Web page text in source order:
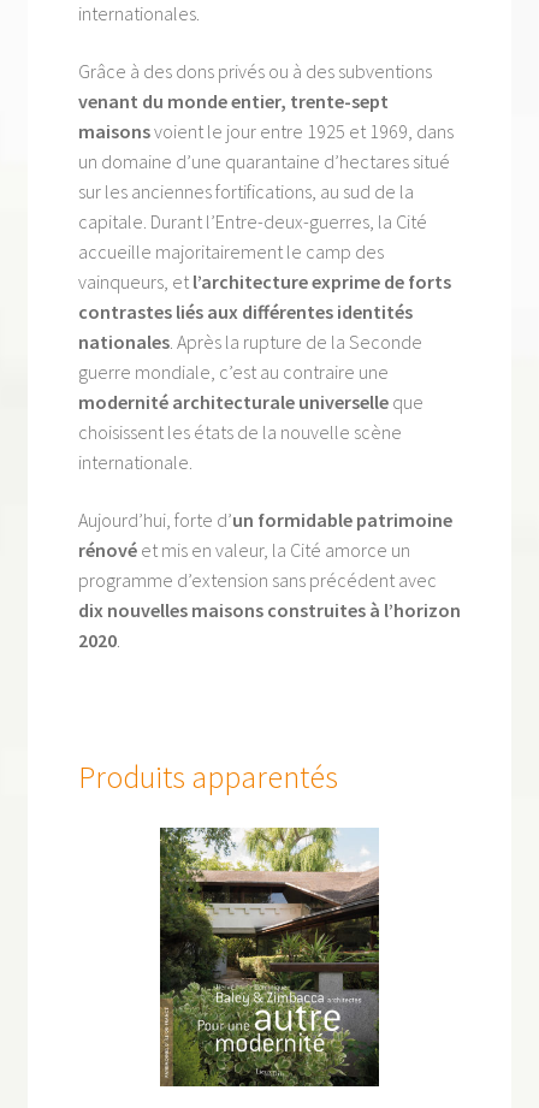
internationales.
Grâce à des dons privés ou à des subventions
venant du monde entier, trente-sept
maisonsvoient le jour entre 1925 et 1969, dans
un domaine d’une quarantaine d’hectares situé
sur les anciennes fortifications, au sud de la
capitale. Durant l’Entre-deux-guerres, la Cité
accueille majoritairement le camp des
vainqueurs, et l’architecture exprime de forts
contrastes liés aux différentes identités
nationales. Après la rupture de la Seconde
guerre mondiale, c’est au contraire une
modernité architecturale universelleque
choisissent les états de la nouvelle scène
internationale.
Aujourd’hui, forte d’un formidable patrimoine
rénovéet mis en valeur, la Cité amorce un
programme d’extension sans précédent avec
dix nouvelles maisons construites à l’horizon
2020.
Produits apparentés